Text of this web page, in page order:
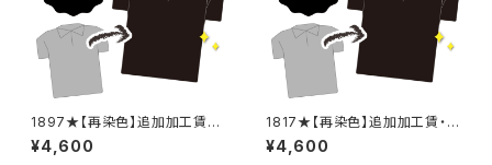
1897★【再染色】追加加工賃・
黒染め
¥4,600
1817★【再染色】追加加工賃・黒
染め
¥4,600